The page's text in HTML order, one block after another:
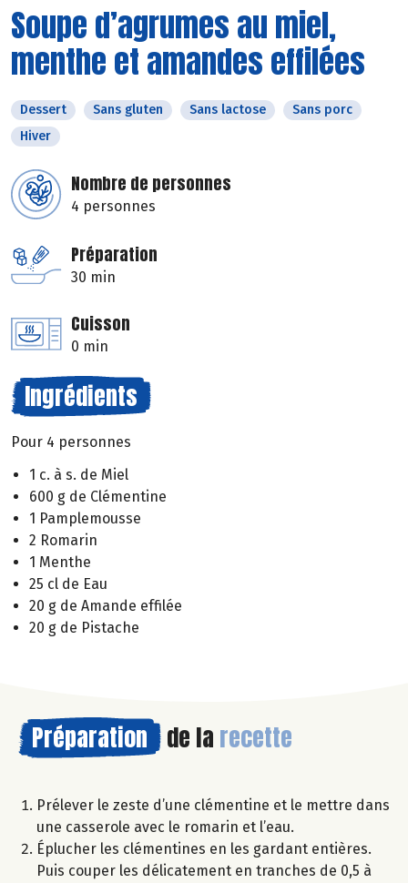
Soupe d’agrumes au miel,
menthe et amandes effilées
Dessert Sans gluten Sans lactose
Sans porc
Hiver
Nombre de personnes
4 personnes
Préparation
30 min
Cuisson
0 min
Ingrédients
Pour 4 personnes
1 c. à s. de Miel
600 g de Clémentine
1 Pamplemousse
2 Romarin
1 Menthe
25 cl de Eau
20 g de Amande effilée
20 g de Pistache
Préparation de la recette
Prélever le zeste d’une clémentine et le mettre dans
une casserole avec le romarin et l’eau.
Éplucher les clémentines en les gardant entières.
Puis couper les délicatement en tranches de 0,5 à